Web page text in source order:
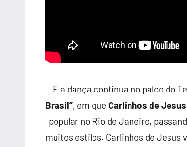
E a dança continua no palco do
Brasil”, em que Carlinhos de
popular no Rio de Janeiro,
muitos estilos. Carlinhos de Jesus